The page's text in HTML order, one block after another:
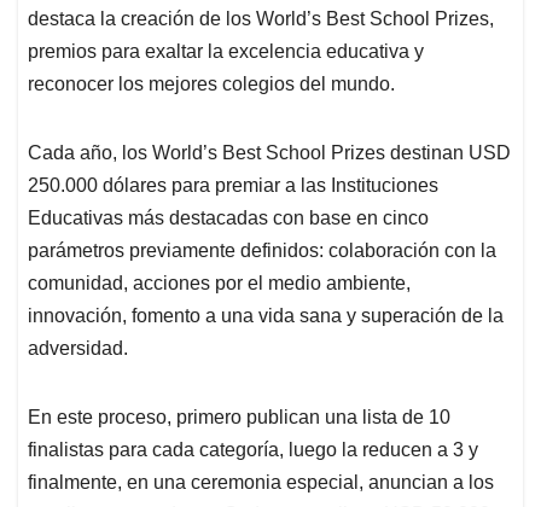
p
k
n
destaca la creación de los World’s Best School Prizes,
premios para exaltar la excelencia educativa y
reconocer los mejores colegios del mundo.
Cada año, los World’s Best School Prizes destinan USD
250.000 dólares para premiar a las Instituciones
Educativas más destacadas con base en cinco
parámetros previamente definidos: colaboración con la
comunidad, acciones por el medio ambiente,
innovación, fomento a una vida sana y superación de la
adversidad.
En este proceso, primero publican una lista de 10
finalistas para cada categoría, luego la reducen a 3 y
finalmente, en una ceremonia especial, anuncian a los